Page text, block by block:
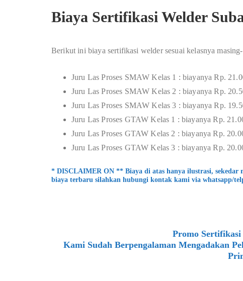
Biaya Sertifikasi Welder
Berikut ini biaya sertifikasi welder sesuai kelasnya
Juru Las Proses SMAW Kelas 1 : biayanya Rp.
Juru Las Proses SMAW Kelas 2 : biayanya Rp.
Juru Las Proses SMAW Kelas 3 : biayanya Rp.
Juru Las Proses GTAW Kelas 1 : biayanya Rp.
Juru Las Proses GTAW Kelas 2 : biayanya Rp.
Juru Las Proses GTAW Kelas 3 : biayanya Rp.
* DISCLAIMER ON ** Biaya di atas hanya ilustrasi,
biaya terbaru silahkan hubungi kontak kami via whatsapp/
Promo Sertifikasi
Kami Sudah Berpengalaman Mengadakan